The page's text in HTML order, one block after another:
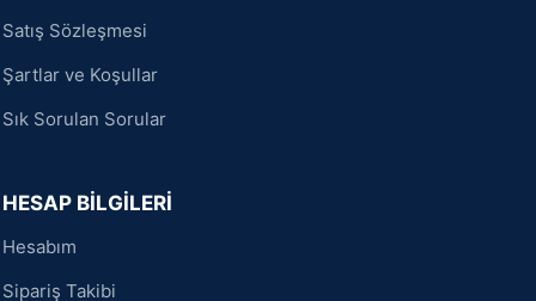
Satış Sözleşmesi
Şartlar ve Koşullar
Sık Sorulan Sorular
HESAP BİLGİLERİ
Hesabım
Sipariş Takibi